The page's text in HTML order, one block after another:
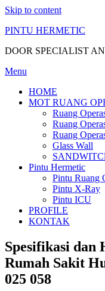
Skip to content
PINTU HERMETIC
DOOR SPECIALIST
Menu
HOME
MOT RUANG
Ruang
Ruang
Ruang
Glass Wall
Pintu Hermetic
Pintu Ruang
Pintu X-Ray
Pintu ICU
PROFILE
KONTAK
Spesifikasi dan
Rumah Sakit
025 058